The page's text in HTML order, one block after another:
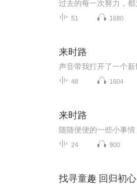
51 1680
来时路
48 1604
来时路
24 900
找寻童趣 回归初心